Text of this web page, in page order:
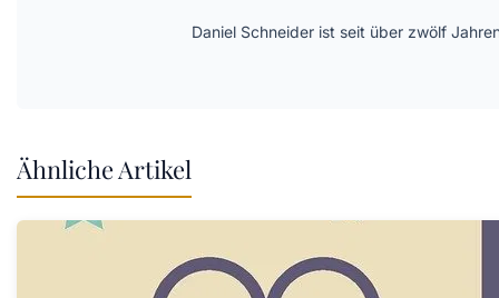
Daniel Schneider ist seit über zwölf
Ähnliche Artikel